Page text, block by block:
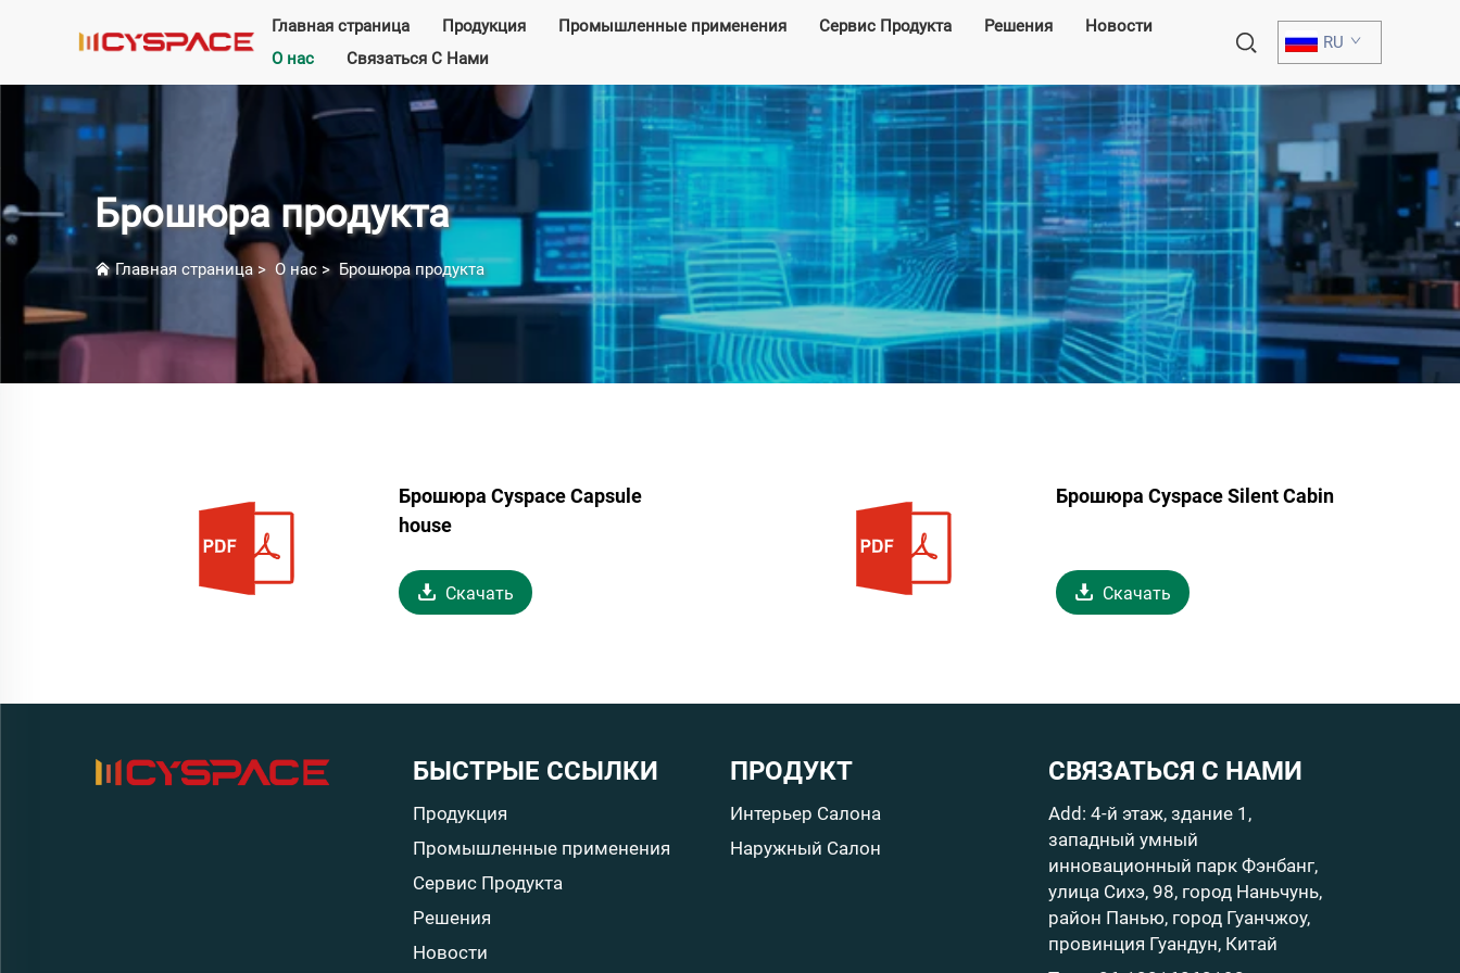
Главная страница Продукция Промышленные применения Сервис Продукта Решения
Новости
О нас
Связаться С Нами
RU
Брошюра продукта
Главная страница > О нас > Брошюра продукта
Брошюра Cyspace Capsule
house
Скачать
Брошюра Cyspace Silent Cabin
Скачать
БЫСТРЫЕ ССЫЛКИ
Продукция
Промышленные применения
Сервис Продукта
Решения
Новости
ПРОДУКТ
Интерьер Салона
Наружный Салон
СВЯЗАТЬСЯ С НАМИ
Add: 4-й этаж, здание 1,
западный умный
инновационный парк Фэнбанг,
улица Сихэ, 98, город Наньчунь,
район Панью, город Гуанчжоу,
провинция Гуандун, Китай